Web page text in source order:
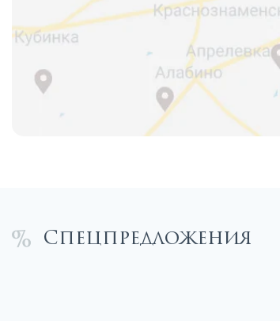
Спецпредложения